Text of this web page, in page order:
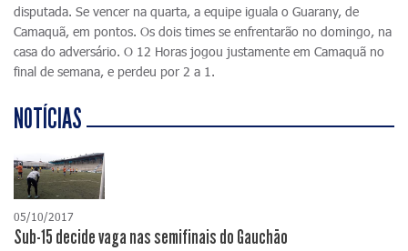
disputada. Se vencer na quarta, a equipe iguala o Guarany, de
Camaquã, em pontos. Os dois times se enfrentarão no domingo, na
casa do adversário. O 12 Horas jogou justamente em Camaquã no
final de semana, e perdeu por 2 a 1.
NOTÍCIAS
05/10/2017
Sub-15 decide vaga nas semifinais do Gauchão